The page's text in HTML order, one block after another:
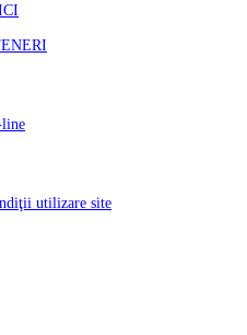
line
utilizare site